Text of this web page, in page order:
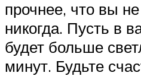
прочнее, что вы
никогда. Пусть в
будет больше
минут. Будьте